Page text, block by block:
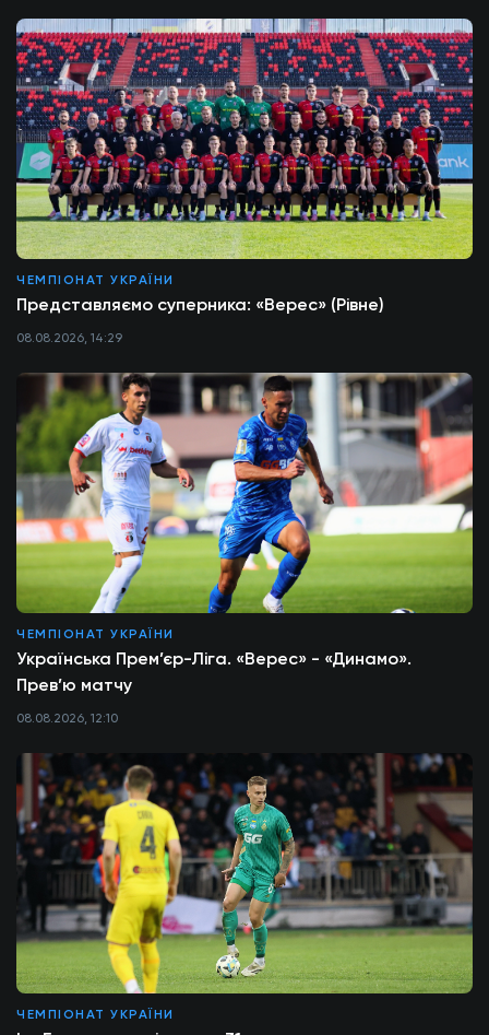
ЧЕМПІОНАТ УКРАЇНИ
Представляємо суперника: «Верес» (Рівне)
08.08.2026, 14:29
ЧЕМПІОНАТ УКРАЇНИ
Українська Прем’єр-Ліга. «Верес» - «Динамо».
Прев’ю матчу
08.08.2026, 12:10
ЧЕМПІОНАТ УКРАЇНИ